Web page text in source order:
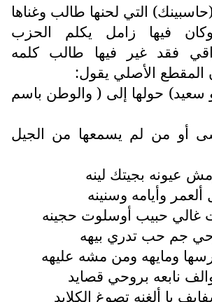
التي لحنها طالب وغناها
فيها زامل يكلم الحزب
فقد غير فيها طالب كلمه
الأصلي يقول:
حولها إلى ( والوطن باسم
أو من لم يسمعها من الجيل
عيونه بجيتك لينه
وأيامه وسنينه
غالي حبيب أوسلوت حجينه
جم حب تدري بيهه
ومايهه ومن مشه عليهه
نابعه بروحي قصايد
با ألغنه تصوغ الكلايد